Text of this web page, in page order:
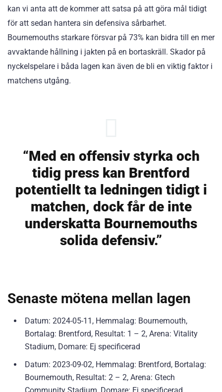
kan vi anta att de kommer att satsa på att göra mål tidigt
för att sedan hantera sin defensiva sårbarhet.
Bournemouths starkare försvar på 73% kan bidra till en mer
avvaktande hållning i jakten på en bortaskräll. Skador på
nyckelspelare i båda lagen kan även de bli en viktig faktor i
matchens utgång.
“Med en offensiv styrka och
tidig press kan Brentford
potentiellt ta ledningen tidigt i
matchen, dock får de inte
underskatta Bournemouths
solida defensiv.”
Senaste mötena mellan lagen
Datum: 2024-05-11, Hemmalag: Bournemouth,
Bortalag: Brentford, Resultat: 1 – 2, Arena: Vitality
Stadium, Domare: Ej specificerad
Datum: 2023-09-02, Hemmalag: Brentford, Bortalag:
Bournemouth, Resultat: 2 – 2, Arena: Gtech